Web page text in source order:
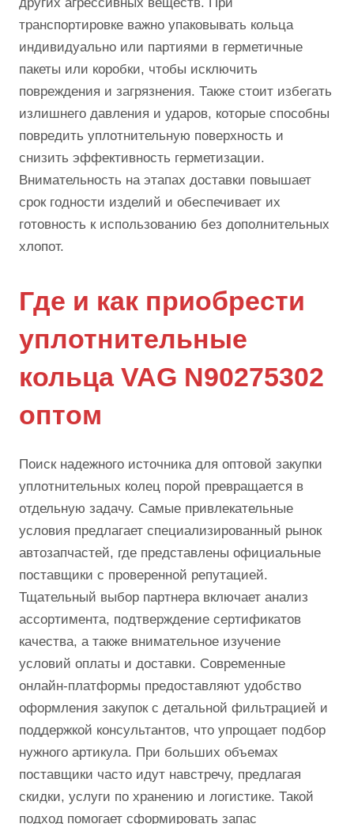
транспортировке важно упаковывать кольца
индивидуально или партиями в герметичные
пакеты или коробки, чтобы исключить
повреждения и загрязнения. Также стоит избегать
излишнего давления и ударов, которые способны
повредить уплотнительную поверхность и
снизить эффективность герметизации.
Внимательность на этапах доставки повышает
срок годности изделий и обеспечивает их
готовность к использованию без дополнительных
хлопот.
Где и как приобрести
уплотнительные
кольца VAG N90275302
оптом
Поиск надежного источника для оптовой закупки
уплотнительных колец порой превращается в
отдельную задачу. Самые привлекательные
условия предлагает специализированный рынок
автозапчастей, где представлены официальные
поставщики с проверенной репутацией.
Тщательный выбор партнера включает анализ
ассортимента, подтверждение сертификатов
качества, а также внимательное изучение
условий оплаты и доставки. Современные
онлайн-платформы предоставляют удобство
оформления закупок с детальной фильтрацией и
поддержкой консультантов, что упрощает подбор
нужного артикула. При больших объемах
поставщики часто идут навстречу, предлагая
скидки, услуги по хранению и логистике. Такой
подход помогает сформировать запас